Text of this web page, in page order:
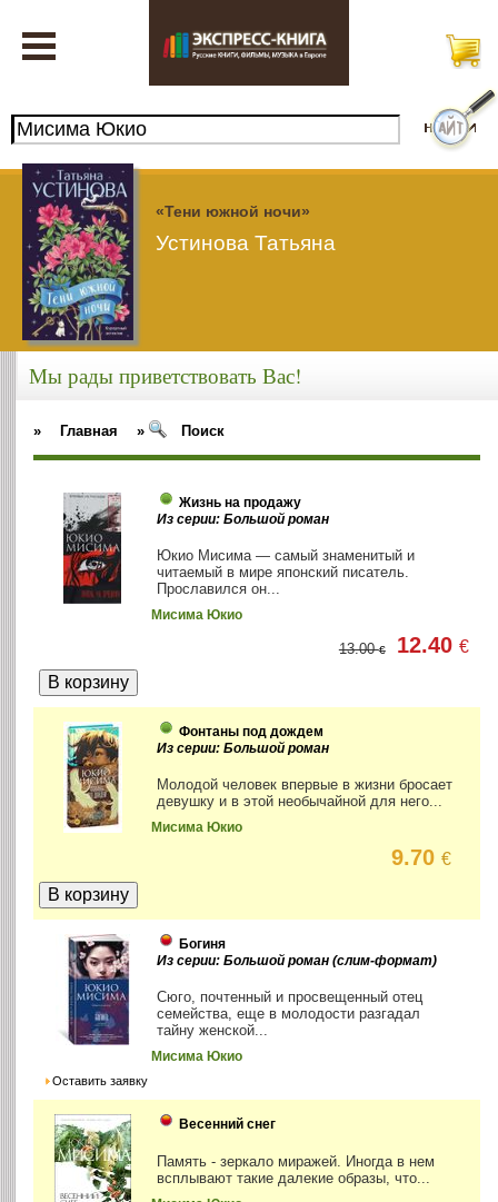
«Тени южной ночи»
Устинова Татьяна
Мы рады приветствовать Вас!
» Главная » Поиск
Жизнь на продажу
Из серии: Большой роман
Юкио Мисима — самый знаменитый и
читаемый в мире японский писатель.
Прославился он...
Мисима Юкио
13.00€ 12.40€
Фонтаны под дождем
Из серии: Большой роман
Молодой человек впервые в жизни бросает
девушку и в этой необычайной для него...
Мисима Юкио
9.70€
Богиня
Из серии: Большой роман (слим-формат)
Сюго, почтенный и просвещенный отец
семейства, еще в молодости разгадал
тайну женской...
Мисима Юкио
Оставить заявку
Весенний снег
Память - зеркало миражей. Иногда в нем
всплывают такие далекие образы, что...